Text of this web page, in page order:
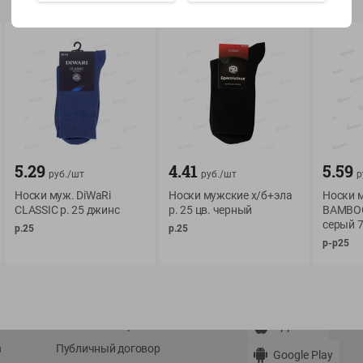
Условия доставки
Публичный договор
Мои товары
Google Play
5.29 руб./шт
Носки муж. DiWaRi
CLASSIC р. 25 джинс
р.25
4.41 руб./шт
Носки мужские х/б+эла
р. 25 цв. черный
р.25
5.59
Носки
серый
р-р25